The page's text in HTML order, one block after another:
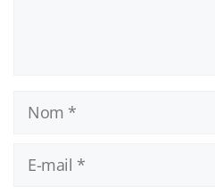
Nom
mail